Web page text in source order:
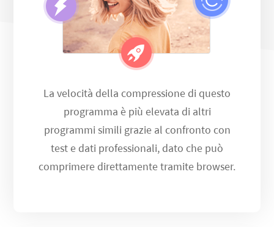
La velocità della compressione di questo
programma è più elevata di altri
programmi simili grazie al confronto con
test e dati professionali, dato che può
comprimere direttamente tramite browser.